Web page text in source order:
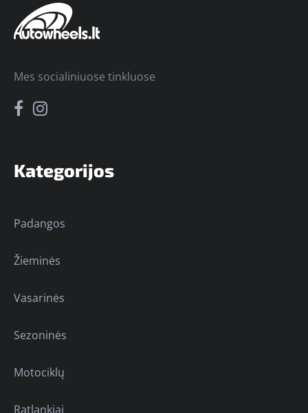
Kategorijos
Padangos
Žieminės
Vasarinės
Sezoninės
Motociklų
Ratlankiai
Mes socialiniuose tinkluose